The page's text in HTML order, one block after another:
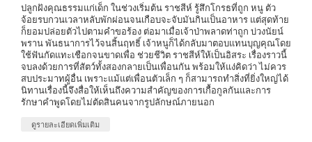
ปลูกฝังคุณธรรมแก่เด็ก ในช่วงเริ่มต้น ราชสีห์ รู้สึกโกรธที่ถูก หนู ตัว
จ้อยรบกวนเวลาหลับพักผ่อนจนเกือบจะจับมันกินเป็นอาหาร แต่สุดท้าย
ก็ยอมปล่อยตัวไปตามคำขอร้อง ต่อมาเมื่อเจ้าป่าพลาดท่าถูก บ่วงนัยน์
พราน พันธนาการไว้จนสิ้นฤทธิ์ เจ้าหนูก็ได้กลับมาตอบแทนบุญคุณโดย
ใช้ฟันกัดแทะเชือกจนขาดเพื่อ ช่วยชีวิต ราชสีห์ให้เป็นอิสระ เรื่องราวนี้
จบลงด้วยการที่สัตว์ทั้งสองกลายเป็นเพื่อนกัน พร้อมให้แง่คิดว่า ไม่ควร
สบประมาทผู้อื่น เพราะแม้แต่เพื่อนตัวเล็ก ๆ ก็สามารถทำสิ่งที่ยิ่งใหญ่ได้
นิทานเรื่องนี้จึงสื่อให้เห็นถึงความสำคัญของการเกื้อกูลกันและการ
รักษาคำพูดโดยไม่ตัดสินคนจากรูปลักษณ์ภายนอก
ดูรายละเอียดเพิ่มเติม